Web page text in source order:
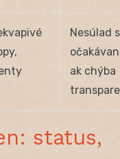
Nesúlad s
ak chýba
status,